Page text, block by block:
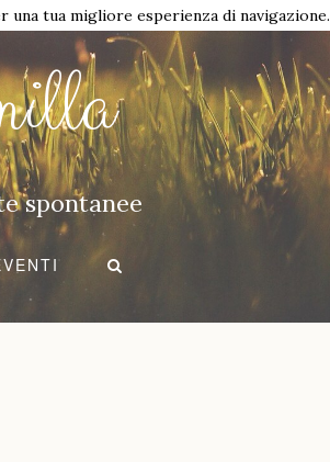
spontanee
tua migliore esperienza di navigazione.